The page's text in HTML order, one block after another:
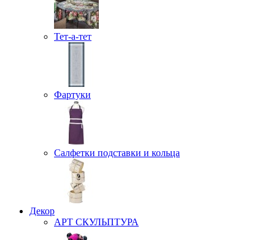
Тет-а-тет
Фартуки
Салфетки подставки и кольца
Декор
АРТ СКУЛЬПТУРА